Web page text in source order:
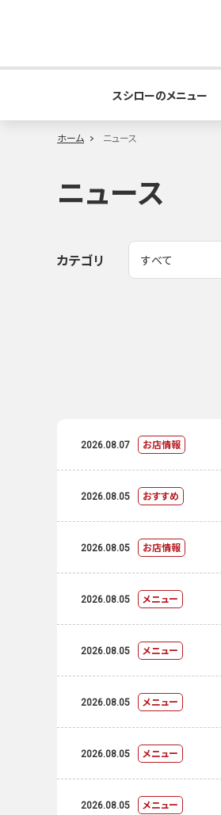
スシローのメニュー
ホーム ニュース
ニュース
カテゴリ
2026.08.07 お店情報
2026.08.05 おすすめ
2026.08.05 お店情報
2026.08.05 メニュー
2026.08.05 メニュー
2026.08.05 メニュー
2026.08.05 メニュー
2026.08.05 メニュー